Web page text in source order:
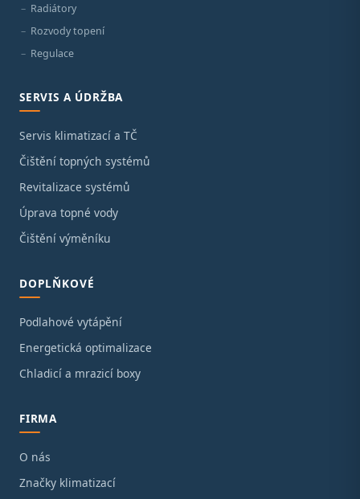
Radiátory
Rozvody topení
Regulace
SERVIS A ÚDRŽBA
Servis klimatizací a TČ
Čištění topných systémů
Revitalizace systémů
Úprava topné vody
Čištění výměníku
DOPLŇKOVÉ
Podlahové vytápění
Energetická optimalizace
Chladicí a mrazicí boxy
FIRMA
O nás
Značky klimatizací